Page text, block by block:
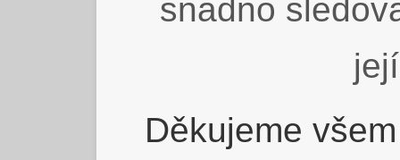
snadno
Děkujeme